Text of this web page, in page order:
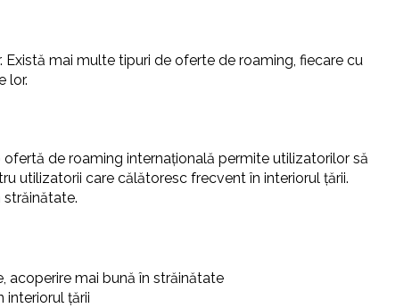
mai multe tipuri de oferte de roaming, fiecare cu
lor.
de roaming internațională permite utilizatorilor să
utilizatorii care călătoresc frecvent în interiorul țării.
acoperire mai bună în străinătate
interiorul țării